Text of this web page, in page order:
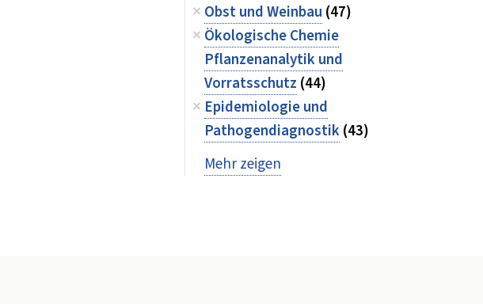
Obst und Weinbau (47)
Ökologische Chemie
Pflanzenanalytik und
Vorratsschutz (44)
Epidemiologie und
Pathogendiagnostik(43)
Mehr zeigen